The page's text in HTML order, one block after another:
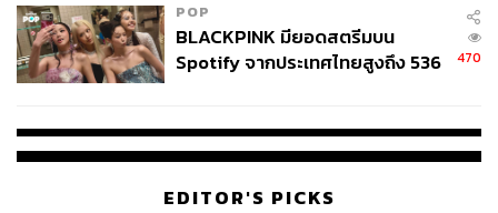
POP
BLACKPINK มียอดสตรีมบน
Spotify จากประเทศไทยสูงถึง 536
470
EDITOR'S PICKS